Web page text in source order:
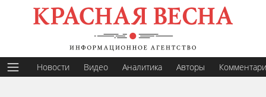
Новости Видео Аналитика Авторы